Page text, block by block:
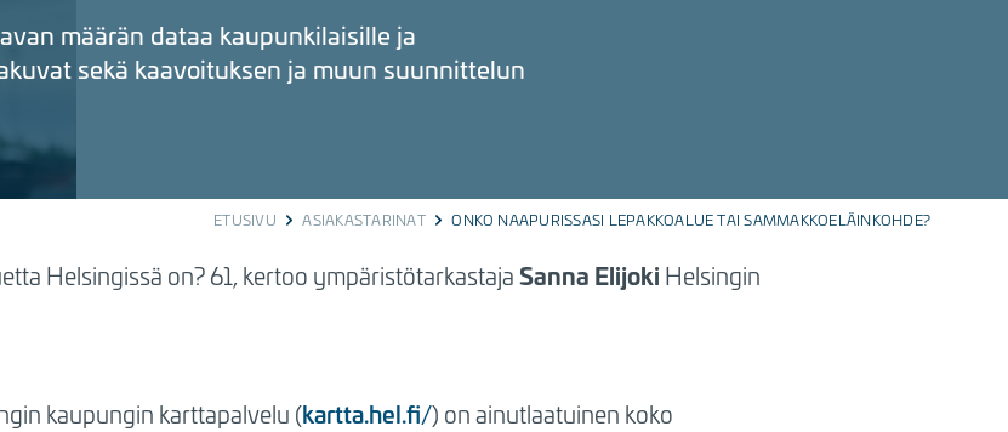
määrän dataa kaupunkilaisille ja
sekä kaavoituksen ja muun suunnittelun
ETUSIVU ASIAKASTARINAT ONKO NAAPURISSASI LEPAKKOALUE TAI SAMMAKKOELÄINKOHDE?
Helsingissä on? 61, kertoo ympäristötarkastajaSanna Elijoki Helsingin
kaupungin karttapalvelu (kartta.hel.fi/) on ainutlaatuinen koko